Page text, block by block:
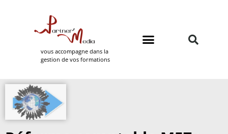
vous accompagne dans la
gestion de vos formations